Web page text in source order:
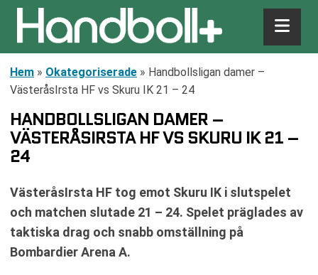
Hem » Okategoriserade » Handbollsligan damer –
VästeråsIrsta HF vs Skuru IK 21 – 24
HANDBOLLSLIGAN DAMER –
VÄSTERÅSIRSTA HF VS SKURU IK 21 –
24
VästeråsIrsta HF tog emot Skuru IK i slutspelet
och matchen slutade 21 – 24. Spelet präglades av
taktiska drag och snabb omställning på
Bombardier Arena A.